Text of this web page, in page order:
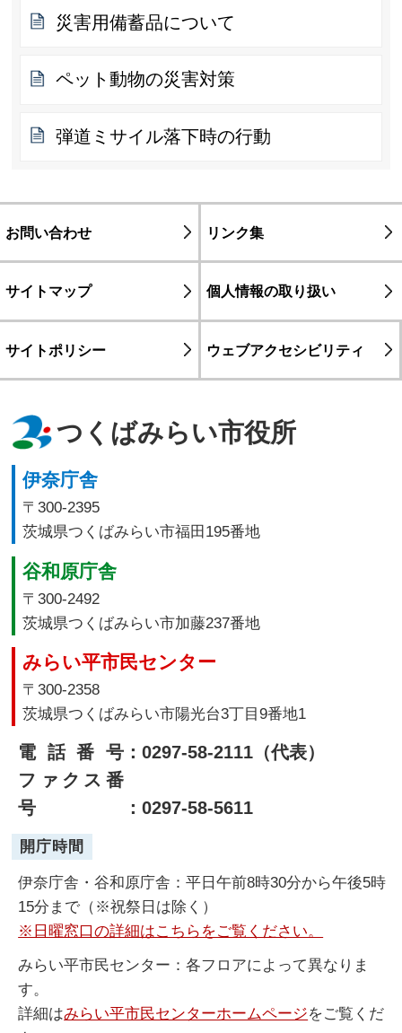
災害用備蓄品について
ペット動物の災害対策
弾道ミサイル落下時の行動
お問い合わせ リンク集
サイトマップ 個人情報の取り扱い
サイトポリシー ウェブアクセシビリティ
つくばみらい市役所
伊奈庁舎
〒300-2395
茨城県つくばみらい市福田195番地
谷和原庁舎
〒300-2492
茨城県つくばみらい市加藤237番地
みらい平市民センター
〒300-2358
茨城県つくばみらい市陽光台3丁目9番地1
電話番号：0297-58-2111（代表）
ファクス番
号
：0297-58-5611
開庁時間
伊奈庁舎・谷和原庁舎：平日午前8時30分から午後5時
15分まで（※祝祭日は除く）
※日曜窓口の詳細はこちらをご覧ください。
みらい平市民センター：各フロアによって異なりま
す。
詳細はみらい平市民センターホームページをご覧くだ